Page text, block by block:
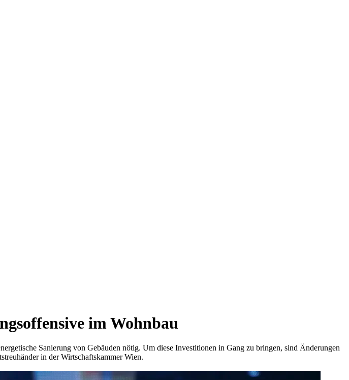
im Wohnbau
Sanierung von Gebäuden nötig. Um diese Investitionen in Gang zu bringen, sind Änderungen
in der Wirtschaftskammer Wien.